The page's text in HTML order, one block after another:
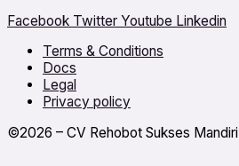
Facebook Twitter Youtube Linkedin
Terms & Conditions
Docs
Legal
Privacy policy
©2026 – CV Rehobot Sukses Mandiri